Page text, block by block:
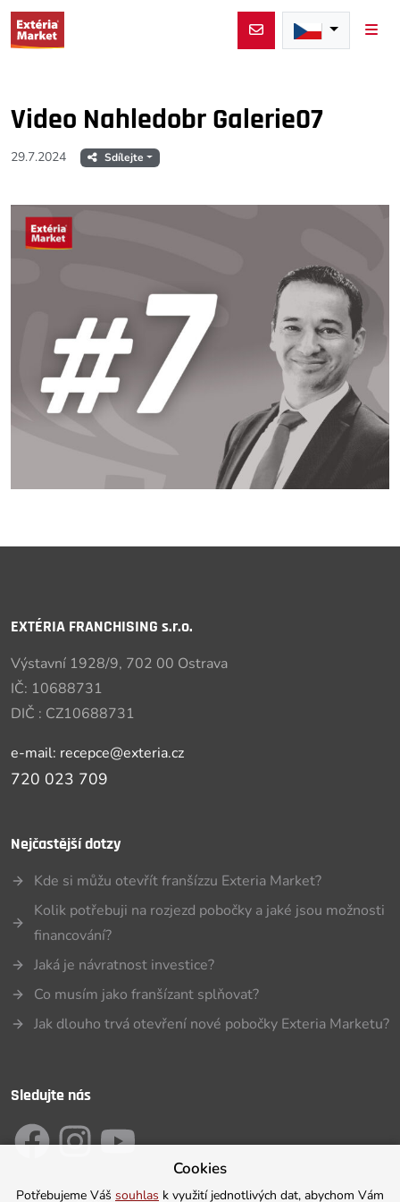
Video Nahledobr Galerie07
29.7.2024 Sdílejte
EXTÉRIA FRANCHISING s.r.o.
Výstavní 1928/9, 702 00 Ostrava
IČ: 10688731
DIČ : CZ10688731
e-mail: recepce@exteria.cz
720 023 709
Nejčastější dotzy
Kde si můžu otevřít franšízzu Exteria Market?
Kolik potřebuji na rozjezd pobočky a jaké jsou možnosti
financování?
Jaká je návratnost investice?
Co musím jako franšízant splňovat?
Jak dlouho trvá otevření nové pobočky Exteria Marketu?
Sledujte nás
Cookies
Potřebujeme Váš souhlas k využití jednotlivých dat, abychom Vám